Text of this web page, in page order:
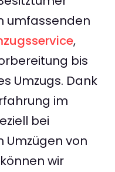
umfassenden
,
bis
Umzugs. Dank
im
bei
von
wir